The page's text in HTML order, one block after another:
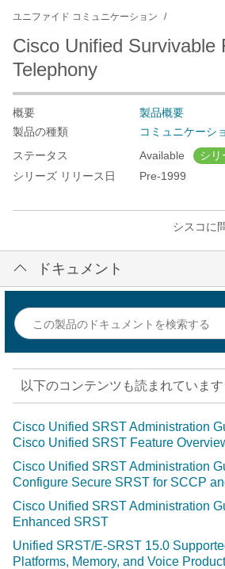
ユニファイド コミュニケーション
Cisco Unified Survivable
Telephony
概要
製品概要
製品の種類
コミュニケーシ
ステータス
Available
シリ
シリーズ リリース日
Pre-1999
シスコに
ドキュメント
以下のコンテンツも読まれています
Cisco Unified SRST Administration
Cisco Unified SRST Feature
Cisco Unified SRST Administration
Configure Secure SRST for SCCP
Cisco Unified SRST Administration
Enhanced SRST
Unified SRST/E-SRST 15.0
Platforms, Memory, and Voice